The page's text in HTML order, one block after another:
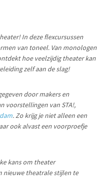
In deze flexcursussen
van toneel. Van monologen
hoe veelzijdig theater kan
zelf aan de slag!
door makers en
voorstellingen van STA!,
. Zo krijg je niet alleen een
ook alvast een voorproefje
kans om theater
nieuwe theatrale stijlen te